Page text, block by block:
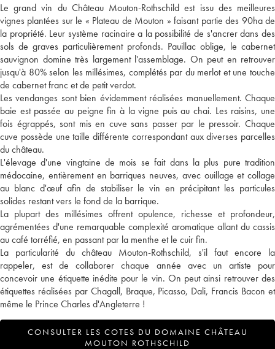
Le grand vin du Château Mouton-Rothschild est issu des meilleures
vignes plantées sur le « Plateau de Mouton » faisant partie des 90ha de
la propriété. Leur système racinaire a la possibilité de s'ancrer dans des
sols de graves particulièrement profonds. Pauillac oblige, le cabernet
sauvignon domine très largement l'assemblage. On peut en retrouver
jusqu'à 80% selon les millésimes, complétés par du merlot et une touche
de cabernet franc et de petit verdot.
Les vendanges sont bien évidemment réalisées manuellement. Chaque
baie est passée au peigne fin à la vigne puis au chai. Les raisins, une
fois égrappés, sont mis en cuve sans passer par le pressoir. Chaque
cuve possède une taille différente correspondant aux diverses parcelles
du château.
L'élevage d'une vingtaine de mois se fait dans la plus pure tradition
médocaine, entièrement en barriques neuves, avec ouillage et collage
au blanc d'œuf afin de stabiliser le vin en précipitant les particules
solides restant vers le fond de la barrique.
La plupart des millésimes offrent opulence, richesse et profondeur,
agrémentées d'une remarquable complexité aromatique allant du cassis
au café torréfié, en passant par la menthe et le cuir fin.
La particularité du château Mouton-Rothschild, s'il faut encore la
rappeler, est de collaborer chaque année avec un artiste pour
concevoir une étiquette inédite pour le vin. On peut ainsi retrouver des
étiquettes réalisées par Chagall, Braque, Picasso, Dali, Francis Bacon et
même le Prince Charles d'Angleterre !
CONSULTER LES COTES DU DOMAINE CHÂTEAU
MOUTON ROTHSCHILD